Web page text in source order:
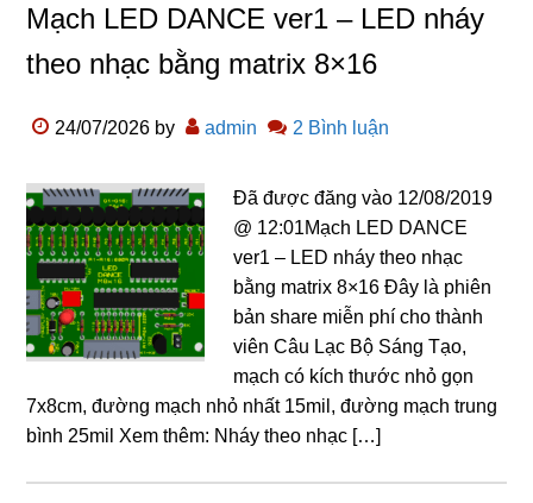
Mạch LED DANCE ver1 – LED nháy
theo nhạc bằng matrix 8×16
24/07/2026 by admin 2 Bình luận
Đã được đăng vào 12/08/2019
@ 12:01Mạch LED DANCE
ver1 – LED nháy theo nhạc
bằng matrix 8×16 Đây là phiên
bản share miễn phí cho thành
viên Câu Lạc Bộ Sáng Tạo,
mạch có kích thước nhỏ gọn
7x8cm, đường mạch nhỏ nhất 15mil, đường mạch trung
bình 25mil Xem thêm: Nháy theo nhạc […]